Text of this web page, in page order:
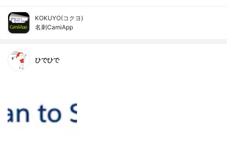
KOKUYO(コクヨ)
名刺CamiApp
ひでひで